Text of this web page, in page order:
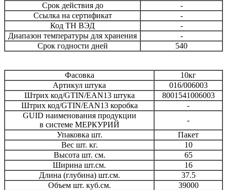
Срок действия до
-
Ссылка на сертификат
-
Код ТН ВЭД
-
Диапазон температуры для хранения
-
Срок годности дней
540
Фасовка
10кг
Артикул штука
016/006003
Штрих код/GTIN/EAN13 штука
8001541006003
Штрих код/GTIN/EAN13 коробка
-
GUID наименования продукции
в системе МЕРКУРИЙ
-
Упаковка шт.
Пакет
Вес шт. кг.
10
Высота шт. см.
65
Ширина шт.см.
16
Длина (глубина) шт.см.
37.5
Объем шт. куб.см.
39000